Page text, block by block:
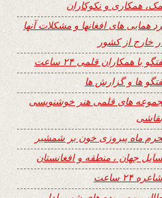
همکاری و نکوکاران
همایی های افغانها و مشکلات آنها
خارج از کشور
با همکاران قلمی ۲۴ ساعت
ها و گزارش ها
های قلمی هنر خوشنویسی
ماه پیروزی خون بر شمشیر
جهان ، منطقه و افغانستان
۲۴ ساعت